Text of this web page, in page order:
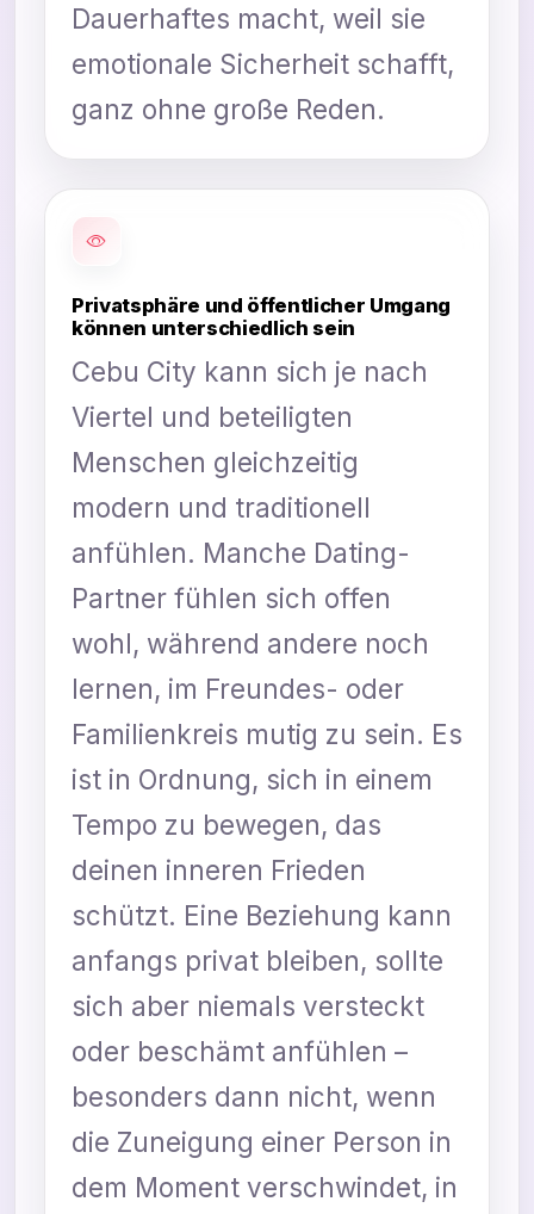
Dauerhaftes macht, weil sie
emotionale Sicherheit schafft,
ganz ohne große Reden.
Privatsphäre und öffentlicher Umgang
können unterschiedlich sein
Cebu City kann sich je nach
Viertel und beteiligten
Menschen gleichzeitig
modern und traditionell
anfühlen. Manche Dating-
Partner fühlen sich offen
wohl, während andere noch
lernen, im Freundes- oder
Familienkreis mutig zu sein. Es
ist in Ordnung, sich in einem
Tempo zu bewegen, das
deinen inneren Frieden
schützt. Eine Beziehung kann
anfangs privat bleiben, sollte
sich aber niemals versteckt
oder beschämt anfühlen –
besonders dann nicht, wenn
die Zuneigung einer Person in
dem Moment verschwindet, in